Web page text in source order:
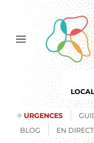
principal
Afficher
URGENCES
BLOG
EN